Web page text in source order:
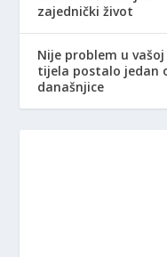
zajednički život
Nije problem u
tijela postalo jedan
današnjice